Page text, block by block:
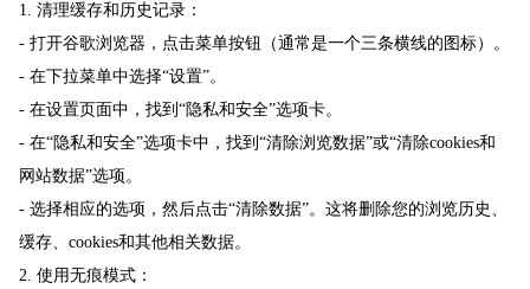
1. 清理缓存和历史记录：
- 打开谷歌浏览器，点击菜单按钮（通常是一个三条横线的图标）。
- 在下拉菜单中选择“设置”。
- 在设置页面中，找到“隐私和安全”选项卡。
- 在“隐私和安全”选项卡中，找到“清除浏览数据”或“清除cookies和
网站数据”选项。
- 选择相应的选项，然后点击“清除数据”。这将删除您的浏览历史、
缓存、cookies和其他相关数据。
2. 使用无痕模式：